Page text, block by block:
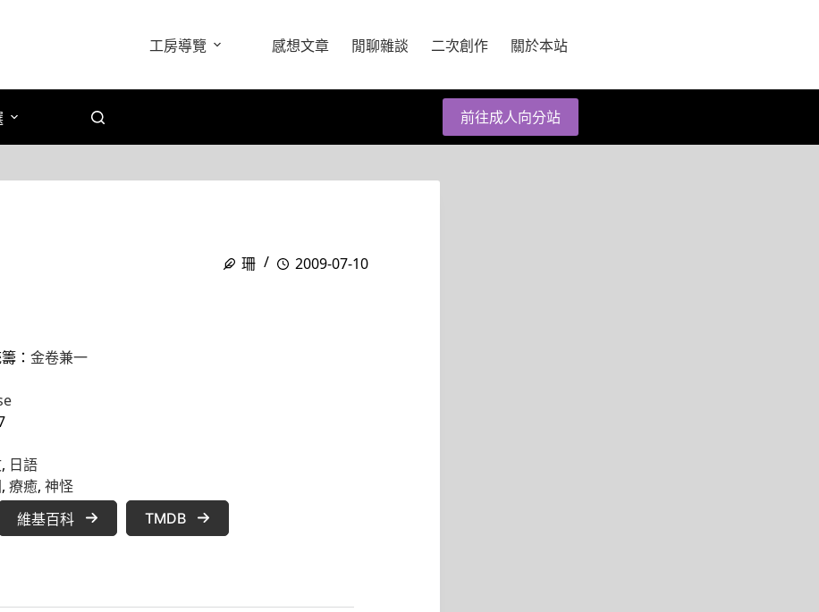
工房導覽 感想文章 閒聊雜談 二次創作 關於本站
前往成人向分站
珊
2009-07-10
： 金卷兼一
, 日語
, 療癒, 神怪
維基百科 TMDB